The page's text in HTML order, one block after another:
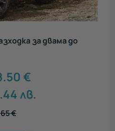
за двама до
€
лв.
€